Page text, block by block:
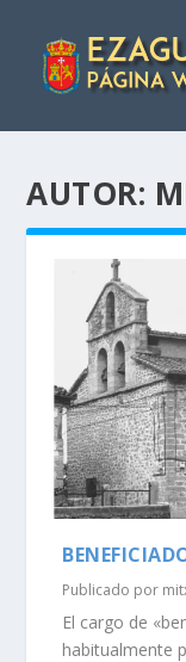
AUTOR:
Publicado por
El cargo de
habitualmente